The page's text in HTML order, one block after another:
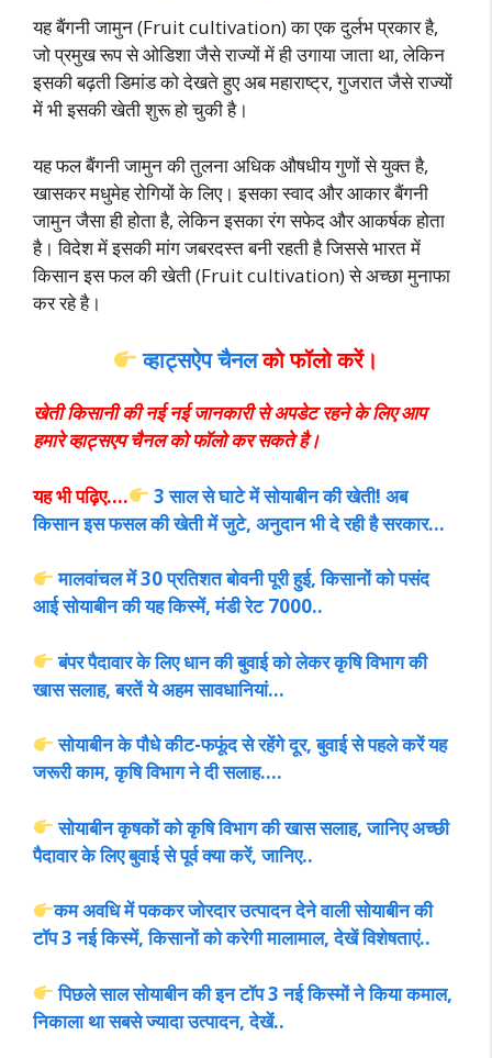
यह बैंगनी जामुन (Fruit cultivation) का एक दुर्लभ प्रकार है,
जो प्रमुख रूप से ओडिशा जैसे राज्यों में ही उगाया जाता था, लेकिन
इसकी बढ़ती डिमांड को देखते हुए अब महाराष्ट्र, गुजरात जैसे राज्यों
में भी इसकी खेती शुरू हो चुकी है।
यह फल बैंगनी जामुन की तुलना अधिक औषधीय गुणों से युक्त है,
खासकर मधुमेह रोगियों के लिए। इसका स्वाद और आकार बैंगनी
जामुन जैसा ही होता है, लेकिन इसका रंग सफेद और आकर्षक होता
है। विदेश में इसकी मांग जबरदस्त बनी रहती है जिससे भारत में
किसान इस फल की खेती (Fruit cultivation) से अच्छा मुनाफा
कर रहे है।
व्हाट्सऐप चैनलको फॉलो करें।
खेती किसानी की नई नई जानकारी से अपडेट रहने के लिए आप
हमारे व्हाट्सएप चैनल को फॉलो कर सकते है।
यह भी पढ़िए….
3 साल से घाटे में सोयाबीन की खेती! अब
किसान इस फसल की खेती में जुटे, अनुदान भी दे रही है सरकार…
मालवांचल में 30 प्रतिशत बोवनी पूरी हुई, किसानों को पसंद
आई सोयाबीन की यह किस्में, मंडी रेट 7000..
बंपर पैदावार के लिए धान की बुवाई को लेकर कृषि विभाग की
खास सलाह, बरतें ये अहम सावधानियां…
सोयाबीन के पौधे कीट-फफूंद से रहेंगे दूर, बुवाई से पहले करें यह
जरूरी काम, कृषि विभाग ने दी सलाह….
सोयाबीन कृषकों को कृषि विभाग की खास सलाह, जानिए अच्छी
पैदावार के लिए बुवाई से पूर्व क्या करें, जानिए..
कम अवधि में पककर जोरदार उत्पादन देने वाली सोयाबीन की
टॉप 3 नई किस्में, किसानों को करेगी मालामाल, देखें विशेषताएं..
पिछले साल सोयाबीन की इन टॉप 3 नई किस्मों ने किया कमाल,
निकाला था सबसे ज्यादा उत्पादन, देखें..